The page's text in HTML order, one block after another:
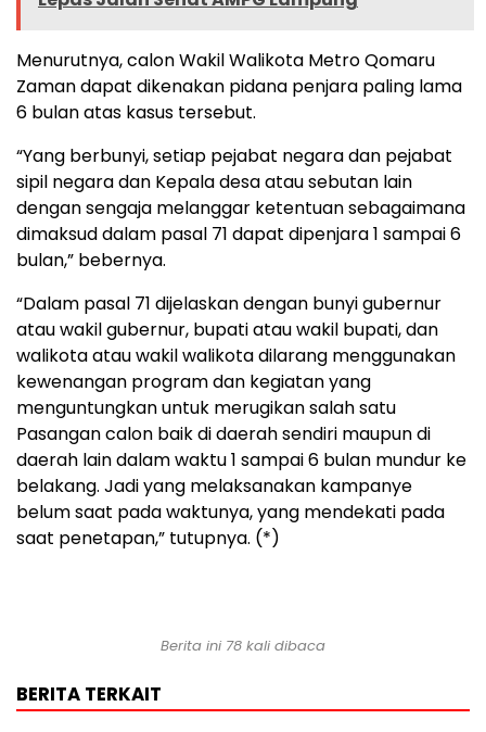
Menurutnya, calon Wakil Walikota Metro Qomaru
Zaman dapat dikenakan pidana penjara paling lama
6 bulan atas kasus tersebut.
“Yang berbunyi, setiap pejabat negara dan pejabat
sipil negara dan Kepala desa atau sebutan lain
dengan sengaja melanggar ketentuan sebagaimana
dimaksud dalam pasal 71 dapat dipenjara 1 sampai 6
bulan,” bebernya.
“Dalam pasal 71 dijelaskan dengan bunyi gubernur
atau wakil gubernur, bupati atau wakil bupati, dan
walikota atau wakil walikota dilarang menggunakan
kewenangan program dan kegiatan yang
menguntungkan untuk merugikan salah satu
Pasangan calon baik di daerah sendiri maupun di
daerah lain dalam waktu 1 sampai 6 bulan mundur ke
belakang. Jadi yang melaksanakan kampanye
belum saat pada waktunya, yang mendekati pada
saat penetapan,” tutupnya. (*)
Berita ini 78 kali dibaca
BERITA TERKAIT